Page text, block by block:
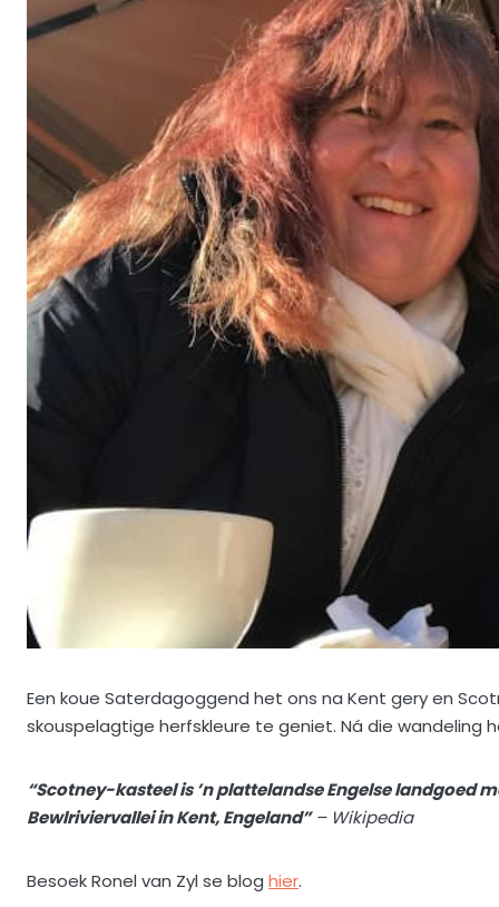
Een koue Saterdagoggend het ons na Kent gery en
skouspelagtige herfskleure te geniet. Ná die
“Scotney-kasteel is ’n plattelandse Engelse landgoed
Bewlriviervallei in Kent, Engeland” – Wikipedia
Besoek Ronel van Zyl se blog hier.